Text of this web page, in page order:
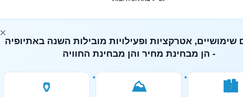
×
שימושיים, אטרקציות ופעילויות מובילות השנה באתיופיה
- הן מבחינת מחיר והן מבחינת החוויה
🏙️
⛰️
🏺